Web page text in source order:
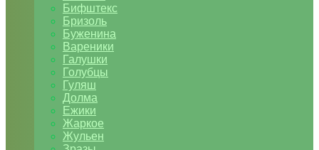
Бифштекс
Бризоль
Буженина
Вареники
Галушки
Голубцы
Гуляш
Долма
Ежики
Жаркое
Жульен